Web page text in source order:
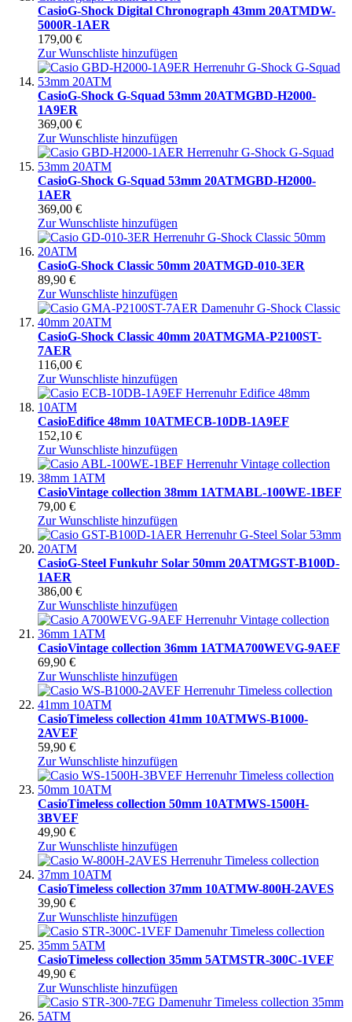
CasioG-Shock Digital Chronograph 43mm 20ATMDW-
5000R-1AER
179,00 €
Zur Wunschliste hinzufügen
CasioG-Shock G-Squad 53mm 20ATMGBD-H2000-
1A9ER
369,00 €
Zur Wunschliste hinzufügen
CasioG-Shock G-Squad 53mm 20ATMGBD-H2000-
1AER
369,00 €
Zur Wunschliste hinzufügen
CasioG-Shock Classic 50mm 20ATMGD-010-3ER
89,90 €
Zur Wunschliste hinzufügen
CasioG-Shock Classic 40mm 20ATMGMA-P2100ST-
7AER
116,00 €
Zur Wunschliste hinzufügen
CasioEdifice 48mm 10ATMECB-10DB-1A9EF
152,10 €
Zur Wunschliste hinzufügen
CasioVintage collection 38mm 1ATMABL-100WE-1BEF
79,00 €
Zur Wunschliste hinzufügen
CasioG-Steel Funkuhr Solar 50mm 20ATMGST-B100D-
1AER
386,00 €
Zur Wunschliste hinzufügen
CasioVintage collection 36mm 1ATMA700WEVG-9AEF
69,90 €
Zur Wunschliste hinzufügen
CasioTimeless collection 41mm 10ATMWS-B1000-
2AVEF
59,90 €
Zur Wunschliste hinzufügen
CasioTimeless collection 50mm 10ATMWS-1500H-
3BVEF
49,90 €
Zur Wunschliste hinzufügen
CasioTimeless collection 37mm 10ATMW-800H-2AVES
39,90 €
Zur Wunschliste hinzufügen
CasioTimeless collection 35mm 5ATMSTR-300C-1VEF
49,90 €
Zur Wunschliste hinzufügen